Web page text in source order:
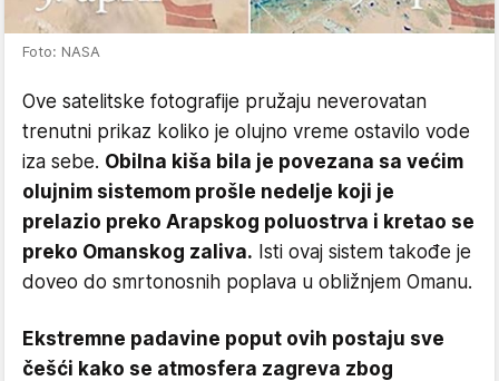
Foto: NASA
Ove satelitske fotografije pružaju neverovatan
trenutni prikaz koliko je olujno vreme ostavilo vode
iza sebe. Obilna kiša bila je povezana sa većim
olujnim sistemom prošle nedelje koji je
prelazio preko Arapskog poluostrva i kretao se
preko Omanskog zaliva. Isti ovaj sistem takođe je
doveo do smrtonosnih poplava u obližnjem Omanu.
Ekstremne padavine poput ovih postaju sve
češći kako se atmosfera zagreva zbog